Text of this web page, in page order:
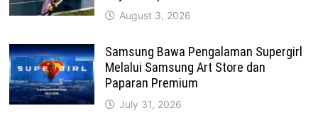
August 3, 2026
Samsung Bawa Pengalaman Supergirl
Melalui Samsung Art Store dan
Paparan Premium
July 31, 2026